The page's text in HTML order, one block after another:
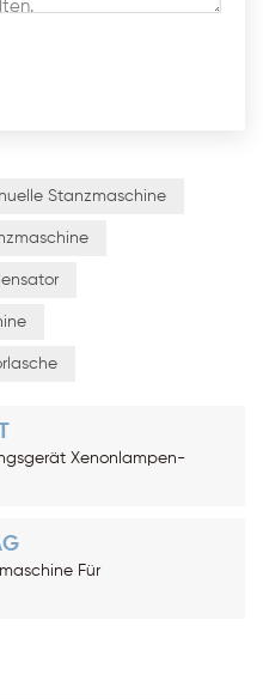
Stanzmaschine
Xenonlampen-
Für